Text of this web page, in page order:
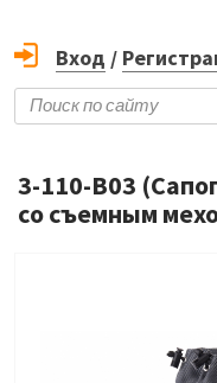
Вход /
3-110-B03
cо съемным